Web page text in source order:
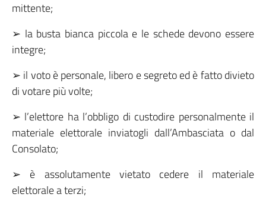
mittente;
➢ la busta bianca piccola e le schede devono essere
integre;
➢ il voto è personale, libero e segreto ed è fatto divieto
di votare più volte;
➢ l’elettore ha l’obbligo di custodire personalmente il
materiale elettorale inviatogli dall’Ambasciata o dal
Consolato;
➢ è assolutamente vietato cedere il materiale
elettorale a terzi;